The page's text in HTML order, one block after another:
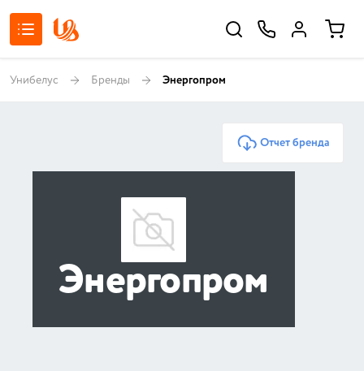
Унибелус Бренды Энергопром
Отчет бренда
Энергопром